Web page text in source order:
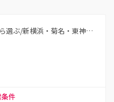
関東/神奈川県/エリアから選ぶ/新横浜・菊名・東神奈川
件